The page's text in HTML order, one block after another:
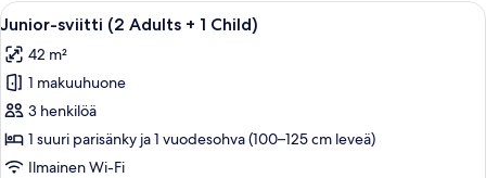
Avaa
kaikki
huonetyypin
Junior-
sviitti
(2
Adults
Moderni hotellihuone, jossa on
5
Junior-sviitti (2 Adults + 1 Child)
42 m²
1 makuuhuone
3 henkilöä
1 suuri parisänky ja 1 vuodesohva (100–125 cm leveä)
Ilmainen Wi-Fi